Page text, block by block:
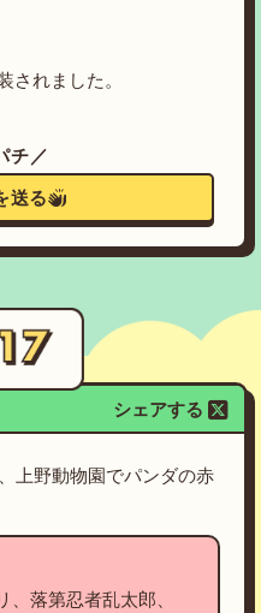
されました。
チ／
送る
シェアする
上野動物園でパンダの赤
落第忍者乱太郎、